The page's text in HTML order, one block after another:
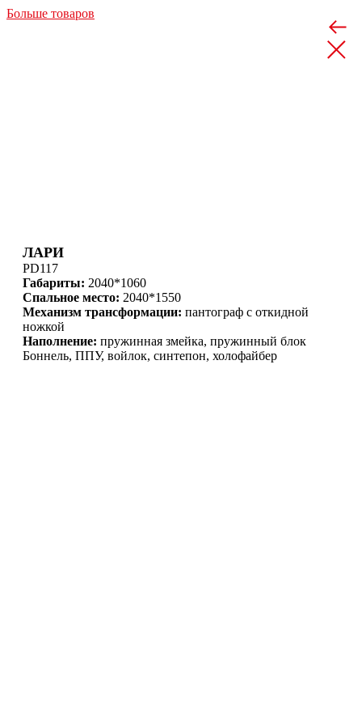
Больше товаров
ЛАРИ
PD117
Габариты: 2040*1060
Спальное место: 2040*1550
Механизм трансформации: пантограф с откидной
ножкой
Наполнение: пружинная змейка, пружинный блок
Боннель, ППУ, войлок, синтепон, холофайбер